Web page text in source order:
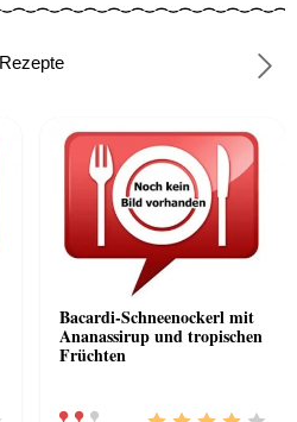
Rezepte
Bacardi-Schneenockerl mit
Ananassirup und tropischen
Früchten